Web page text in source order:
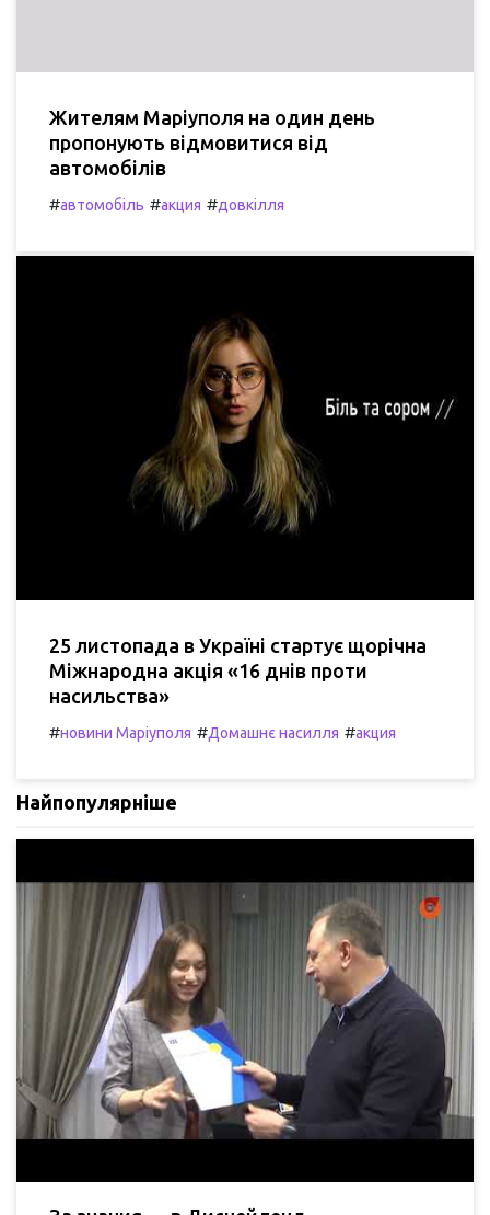
Жителям Маріуполя на один день
пропонують відмовитися від
автомобілів
#автомобіль #акция #довкілля
25 листопада в Україні стартує щорічна
Міжнародна акція «16 днів проти
насильства»
#новини Маріуполя #Домашнє насилля #акция
Найпопулярніше